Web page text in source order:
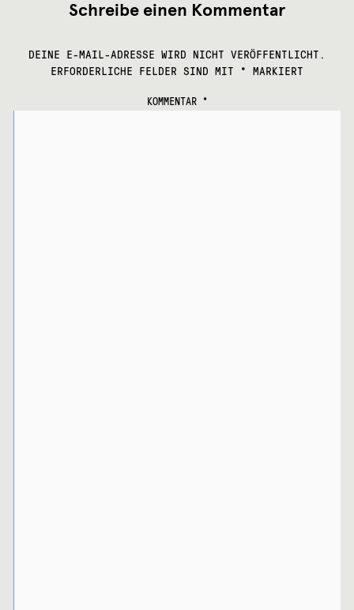
Schreibe einen Kommentar
DEINE E-MAIL-ADRESSE WIRD NICHT VERÖFFENTLICHT.
ERFORDERLICHE FELDER SIND MIT * MARKIERT
KOMMENTAR *